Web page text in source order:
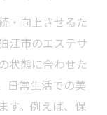
・向上させるた
江市のエステサ
状態に合わせた
日常生活での美
す。例えば、保